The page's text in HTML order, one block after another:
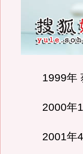
1999年 获
2000年12
2001年4